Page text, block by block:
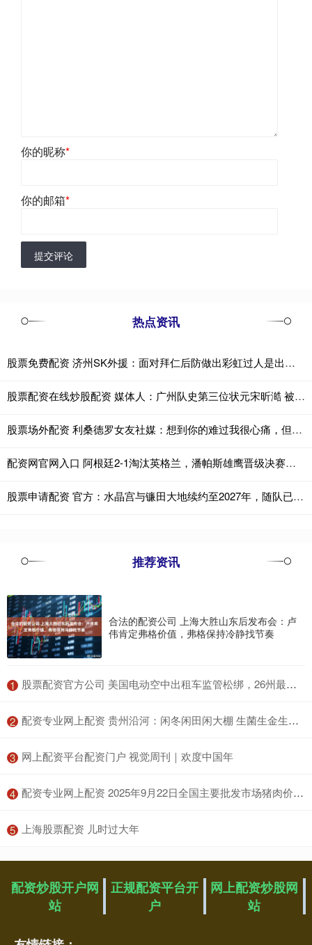
你的昵称*
你的邮箱*
提交评论
热点资讯
股票免费配资 济州SK外援：面对拜仁后防做出彩虹过人是出于本能 当时特别兴奋
股票配资在线炒股配资 媒体人：广州队史第三位状元宋昕澔 被寄望成为下一个陈盈骏
股票场外配资 利桑德罗女友社媒：想到你的难过我很心痛，但你已让我们倍感自豪
配资网官网入口 阿根廷2-1淘汰英格兰，潘帕斯雄鹰晋级决赛！恩佐86分钟扳平，劳塔罗补时绝杀，三狮军团遗憾止步
股票申请配资 官方：水晶宫与镰田大地续约至2027年，随队已夺三冠
推荐资讯
合法的配资公司 上海大胜山东后发布会：卢
伟肯定弗格价值，弗格保持冷静找节奏
1 ​股票配资官方公司 美国电动空中出租车监管松绑，26州最早今夏启动测试
2 ​配资专业网上配资 贵州沿河：闲冬闲田闲大棚 生菌生金生希望
3 ​网上配资平台配资门户 视觉周刊｜欢度中国年
4 ​配资专业网上配资 2025年9月22日全国主要批发市场猪肉价格行情
5 ​上海股票配资 儿时过大年
配资炒股开户网
站
正规配资平台开
户
网上配资炒股网
站